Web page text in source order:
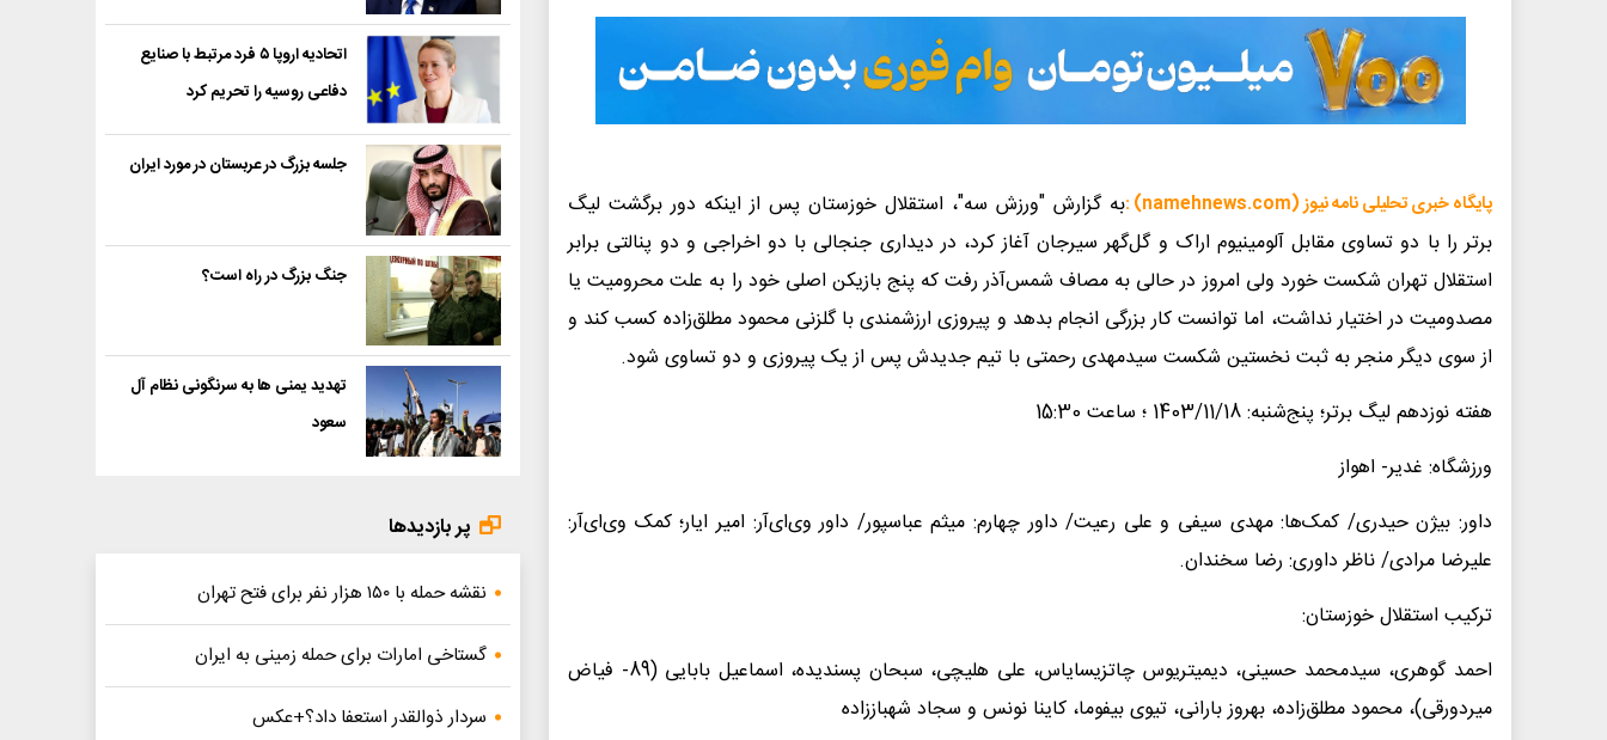
پایگاه خبری تحلیلی نامه نیوز (namehnews.com) :
به گزارش "ورزش سه"، استقلال خوزستان پس از اینکه دور برگشت لیگ
برتر را با دو تساوی مقابل آلومینیوم اراک و گل‌گهر سیرجان آغاز کرد، در دیداری جنجالی با دو اخراجی و دو پنالتی برابر
استقلال تهران شکست خورد ولی امروز در حالی به مصاف شمس‌آذر رفت که پنج بازیکن اصلی خود را به علت محرومیت یا
مصدومیت در اختیار نداشت، اما توانست کار بزرگی انجام بدهد و پیروزی ارزشمندی با گلزنی محمود مطلق‌زاده کسب کند و
از سوی دیگر منجر به ثبت نخستین شکست سیدمهدی رحمتی با تیم جدیدش پس از یک پیروزی و دو تساوی شود.
هفته نوزدهم لیگ برتر؛ پنج‌شنبه: 1403/11/18 ؛ ساعت 15:30
ورزشگاه: غدیر- اهواز
داور: بیژن حیدری/ کمک‌ها: مهدی سیفی و علی رعیت/ داور چهارم: میثم عباسپور/ داور وی‌ای‌آر: امیر ایار؛ کمک وی‌ای‌آر:
علیرضا مرادی/ ناظر داوری: رضا سخندان.
ترکیب استقلال خوزستان:
احمد گوهری، سیدمحمد حسینی، دیمیتریوس چاتزیسایاس، علی هلیچی، سبحان پسندیده، اسماعیل بابایی (89- فیاض
میردورقی)، محمود مطلق‌زاده، بهروز بارانی، تیوی بیفوما، کاینا نونس و سجاد شهباززاده
اتحادیه اروپا ۵ فرد مرتبط با صنایع
دفاعی روسیه را تحریم کرد
جلسه بزرگ در عربستان در مورد ایران
جنگ بزرگ در راه است؟
تهدید یمنی ها به سرنگونی نظام آل
سعود
پر بازدیدها
نقشه حمله با ۱۵۰ هزار نفر برای فتح تهران
گستاخی امارات برای حمله زمینی به ایران
سردار ذوالقدر استعفا داد؟+عکس